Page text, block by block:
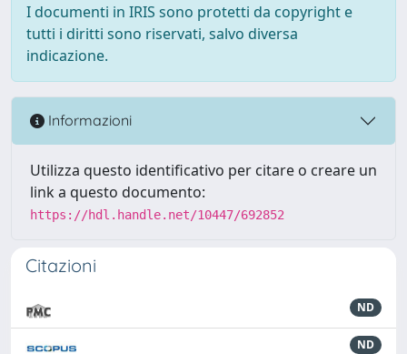
I documenti in IRIS sono protetti da copyright e
tutti i diritti sono riservati, salvo diversa
indicazione.
Informazioni
Utilizza questo identificativo per citare o creare un
link a questo documento:
https://hdl.handle.net/10447/692852
Citazioni
ND
ND